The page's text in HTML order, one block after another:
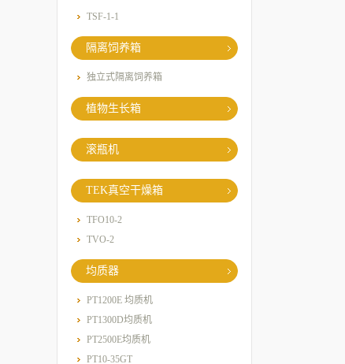
TSF-1-1
隔离饲养箱
独立式隔离饲养箱
植物生长箱
滚瓶机
TEK真空干燥箱
TFO10-2
TVO-2
均质器
PT1200E 均质机
PT1300D均质机
PT2500E均质机
PT10-35GT